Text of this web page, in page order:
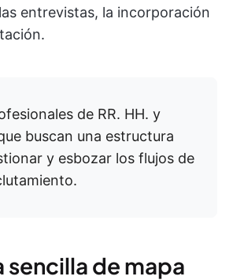
entrevistas, la incorporación
de RR. HH. y
buscan una estructura
y esbozar los flujos de
sencilla de mapa